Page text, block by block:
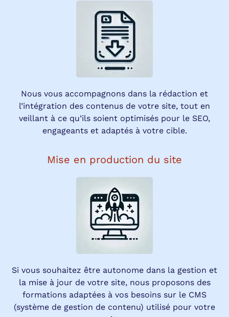
Nous vous accompagnons dans la rédaction et
l’intégration des contenus de votre site, tout en
veillant à ce qu’ils soient optimisés pour le SEO,
engageants et adaptés à votre cible.
Mise en production du site
Si vous souhaitez être autonome dans la gestion et
la mise à jour de votre site, nous proposons des
formations adaptées à vos besoins sur le CMS
(système de gestion de contenu) utilisé pour votre